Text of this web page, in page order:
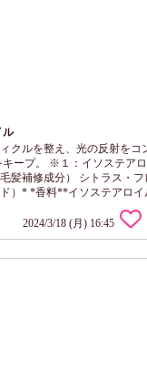
ル
クルを整え、光の反射をコ
ープ。 ※１：イソステア
髪補修成分） シトラス・フ
）* *香料**イソステアロイ
補修成分） 持ちやすいボト
っとしたテクスチャ オイル
かで 軽いつけ心地 こんな
2024/3/18 (月) 16:45